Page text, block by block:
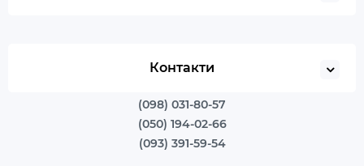
Контакти
(098) 031-80-57
(050) 194-02-66
(093) 391-59-54